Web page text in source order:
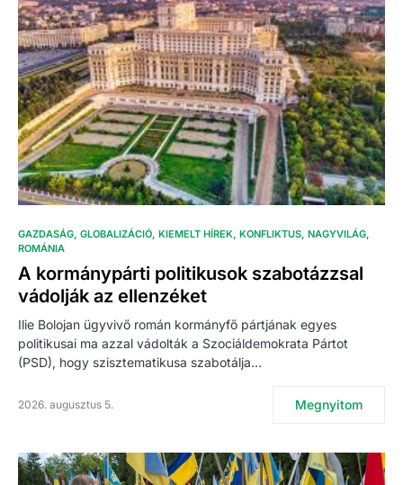
GAZDASÁG GLOBALIZÁCIÓ KIEMELT HÍREK KONFLIKTUS NAGYVILÁG
ROMÁNIA
A kormánypárti politikusok szabotázzsal
vádolják az ellenzéket
Ilie Bolojan ügyvivő román kormányfő pártjának egyes
politikusai ma azzal vádolták a Szociáldemokrata Pártot
(PSD), hogy szisztematikusa szabotálja…
2026. augusztus 5. Megnyitom